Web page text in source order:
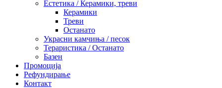
Естетика / Керамики, треви
Керамики
Треви
Останато
Украсни камчиња / песок
Тераристика / Останато
Базен
Промоција
Рефундирање
Контакт